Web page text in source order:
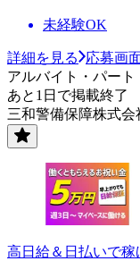
未経験OK
詳細を見る
応募画
アルバイト・パート
あと1日で掲載終了
三和警備保障株式会
高日給＆日払いで